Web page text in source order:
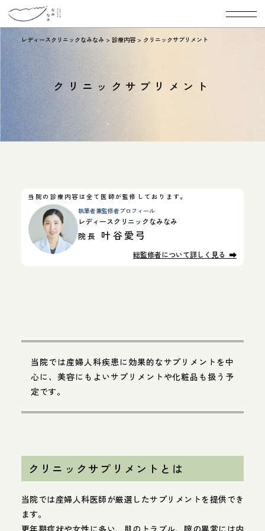
レディースクリニックなみなみ> 診療内容> クリニックサプリメント
クリニックサプリメント
当院の診療内容は全て医師が監修しております。
執筆者兼監修者プロフィール
レディースクリニックなみなみ
院長 叶谷愛弓
総監修者について詳しく見る
当院では産婦人科疾患に効果的なサプリメントを中
心に、美容にもよいサプリメントや化粧品も扱う予
定です。
クリニックサプリメントとは
当院では産婦人科医師が厳選したサプリメントを提供でき
ます。
更年期症状や女性に多い、肌のトラブル、膣の異常には内